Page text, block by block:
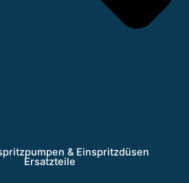
& Einspritzdüsen
Ersatzteile